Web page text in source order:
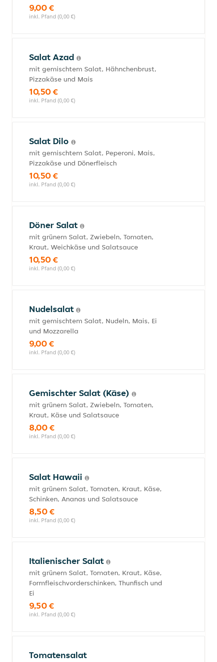
9,00 €
inkl. Pfand (0,00 €)
Salat Azad
mit gemischtem Salat, Hähnchenbrust,
Pizzakäse und Mais
10,50 €
inkl. Pfand (0,00 €)
Salat Dilo
mit gemischtem Salat, Peperoni, Mais,
Pizzakäse und Dönerfleisch
10,50 €
inkl. Pfand (0,00 €)
Döner Salat
mit grünem Salat, Zwiebeln, Tomaten,
Kraut, Weichkäse und Salatsauce
10,50 €
inkl. Pfand (0,00 €)
Nudelsalat
mit gemischtem Salat, Nudeln, Mais, Ei
und Mozzarella
9,00 €
inkl. Pfand (0,00 €)
Gemischter Salat (Käse)
mit grünem Salat, Zwiebeln, Tomaten,
Kraut, Käse und Salatsauce
8,00 €
inkl. Pfand (0,00 €)
Salat Hawaii
mit grünem Salat, Tomaten, Kraut, Käse,
Schinken, Ananas und Salatsauce
8,50 €
inkl. Pfand (0,00 €)
Italienischer Salat
mit grünem Salat, Tomaten, Kraut, Käse,
Formfleischvorderschinken, Thunfisch und
Ei
9,50 €
inkl. Pfand (0,00 €)
Tomatensalat